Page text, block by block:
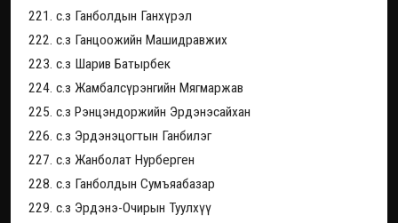
221. с.з Ганболдын Ганхүрэл
222. с.з Ганцоожийн Машидравжих
223. с.з Шарив Батырбек
224. с.з Жамбалсүрэнгийн Мягмаржав
225. с.з Рэнцэндоржийн Эрдэнэсайхан
226. с.з Эрдэнэцогтын Ганбилэг
227. с.з Жанболат Нурберген
228. с.з Ганболдын Сумъяабазар
229. с.з Эрдэнэ-Очирын Туулхүү